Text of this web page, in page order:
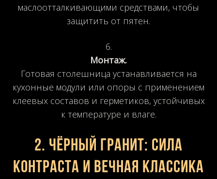
маслоотталкивающими средствами, чтобы
защитить от пятен.
Монтаж.
Готовая столешница устанавливается на
кухонные модули или опоры с применением
клеевых составов и герметиков, устойчивых
к температуре и влаге.
2. Чёрный гранит: сила
контраста и вечная классика